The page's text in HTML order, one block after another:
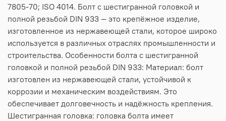
7805-70; ISO 4014. Болт с шестигранной головкой и
полной резьбой DIN 933 — это крепёжное изделие,
изготовленное из нержавеющей стали, которое широко
используется в различных отраслях промышленности и
строительства. Особенности болта с шестигранной
головкой и полной резьбой DIN 933: Материал: болт
изготовлен из нержавеющей стали, устойчивой к
коррозии и механическим воздействиям. Это
обеспечивает долговечность и надёжность крепления.
Шестигранная головка: головка болта имеет